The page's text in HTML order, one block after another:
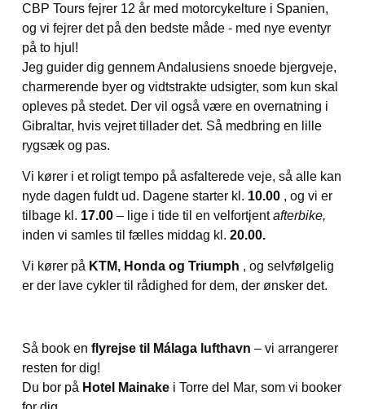
CBP Tours fejrer 12 år med motorcykelture i Spanien,
og vi fejrer det på den bedste måde - med nye eventyr
på to hjul!
Jeg guider dig gennem Andalusiens snoede bjergveje,
charmerende byer og vidtstrakte udsigter, som kun skal
opleves på stedet. Der vil også være en overnatning i
Gibraltar, hvis vejret tillader det. Så medbring en lille
rygsæk og pas.
Vi kører i et roligt tempo på asfalterede veje, så alle kan
nyde dagen fuldt ud. Dagene starter kl. 10.00, og vi er
tilbage kl. 17.00– lige i tide til en velfortjentafterbike,
inden vi samles til fælles middag kl. 20.00.
Vi kører på KTM, Honda og Triumph , og selvfølgelig
er der lave cykler til rådighed for dem, der ønsker det.
Så book en flyrejse til Málaga lufthavn – vi arrangerer
resten for dig!
Du bor på Hotel Mainakei Torre del Mar, som vi booker